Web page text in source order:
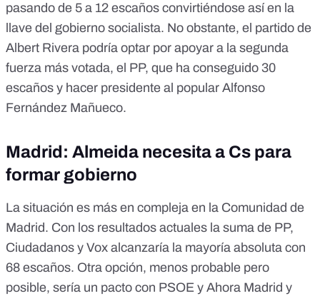
pasando de 5 a 12 escaños convirtiéndose así en la
llave del gobierno socialista. No obstante, el partido de
Albert Rivera podría optar por apoyar a la segunda
fuerza más votada, el PP, que ha conseguido 30
escaños y hacer presidente al popular Alfonso
Fernández Mañueco.
Madrid: Almeida necesita a Cs para
formar gobierno
La situación es más en compleja en la Comunidad de
Madrid. Con los resultados actuales la suma de PP,
Ciudadanos y Vox alcanzaría la mayoría absoluta con
68 escaños. Otra opción, menos probable pero
posible, sería un pacto con PSOE y Ahora Madrid y